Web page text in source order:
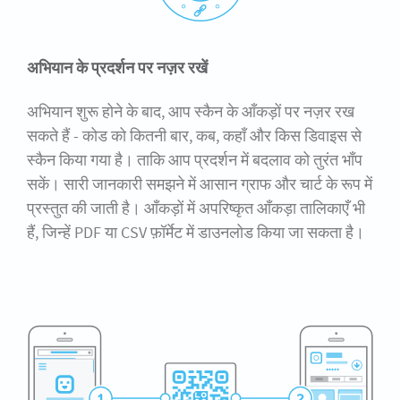
अभियान के प्रदर्शन पर नज़र रखें
अभियान शुरू होने के बाद, आप स्कैन के आँकड़ों पर नज़र रख
सकते हैं - कोड को कितनी बार, कब, कहाँ और किस डिवाइस से
स्कैन किया गया है। ताकि आप प्रदर्शन में बदलाव को तुरंत भाँप
सकें। सारी जानकारी समझने में आसान ग्राफ और चार्ट के रूप में
प्रस्तुत की जाती है। आँकड़ों में अपरिष्कृत आँकड़ा तालिकाएँ भी
हैं, जिन्हें PDF या CSV फ़ॉर्मेट में डाउनलोड किया जा सकता है।